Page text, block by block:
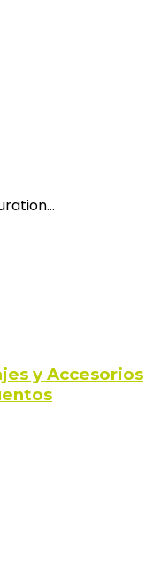
y Accesorios